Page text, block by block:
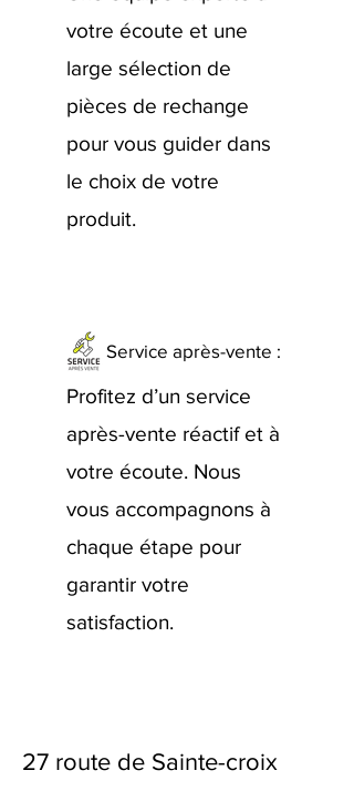
votre écoute et une
large sélection de
pièces de rechange
pour vous guider dans
le choix de votre
produit.
Service après-vente :
Profitez d’un service
après-vente réactif et à
votre écoute. Nous
vous accompagnons à
chaque étape pour
garantir votre
satisfaction.
27 route de Sainte-croix